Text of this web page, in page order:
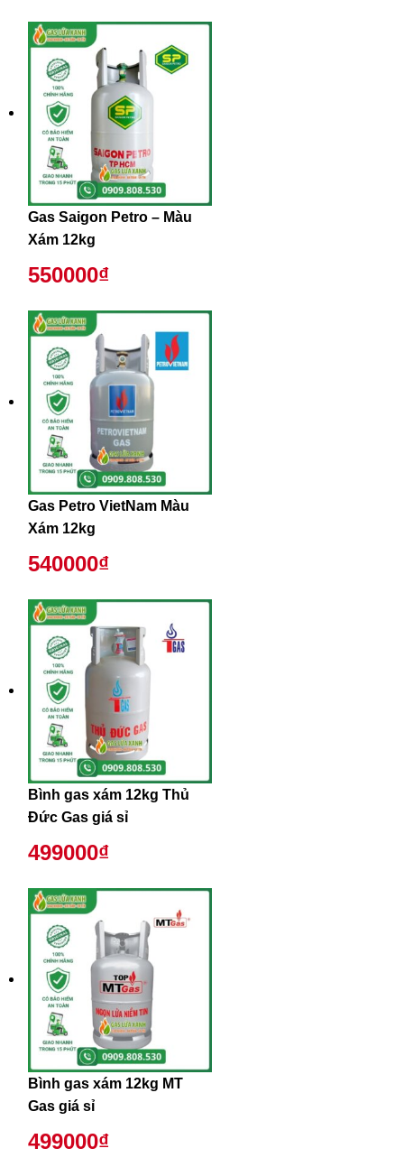
Gas Saigon Petro – Màu
Xám 12kg
550000₫
Gas Petro VietNam Màu
Xám 12kg
540000₫
Bình gas xám 12kg Thủ
Đức Gas giá sỉ
499000₫
Bình gas xám 12kg MT
Gas giá sỉ
499000₫